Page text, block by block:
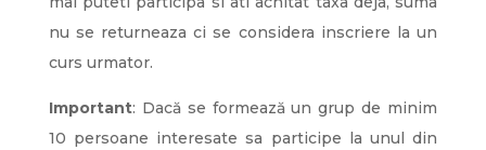
nu se returneaza ci se considera inscriere la un
curs urmator.
Important: Dacă se formează un grup de minim
10 persoane interesate sa participe la unul din